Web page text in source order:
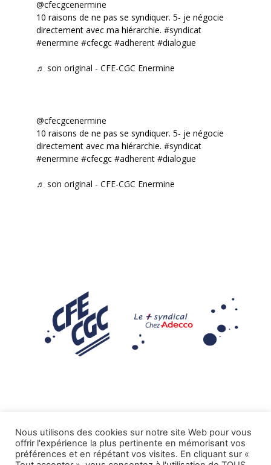
@cfecgcenermine
10 raisons de ne pas se syndiquer. 5- je négocie
directement avec ma hiérarchie. #syndicat
#enermine #cfecgc #adherent #dialogue
♬ son original - CFE-CGC Enermine
@cfecgcenermine
10 raisons de ne pas se syndiquer. 5- je négocie
directement avec ma hiérarchie. #syndicat
#enermine #cfecgc #adherent #dialogue
♬ son original - CFE-CGC Enermine
Mentions légales
Nous utilisons des cookies sur notre site Web pour vous
offrir l'expérience la plus pertinente en mémorisant vos
préférences et en répétant vos visites. En cliquant sur «